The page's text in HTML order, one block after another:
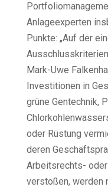
Anlageexperten
Punkte: „Auf der
Mark-Uwe
Investitionen in
grüne Gentechnik,
oder Rüstung
deren
Arbeitsrechts-
verstoßen, werden